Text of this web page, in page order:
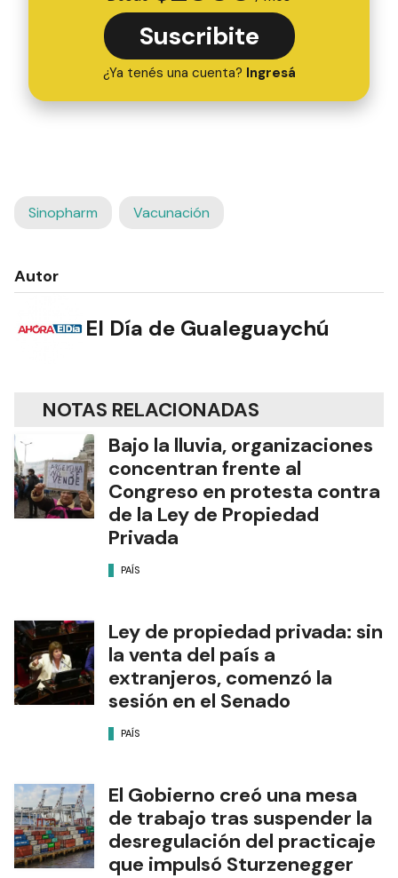
Suscribite
¿Ya tenés una cuenta? Ingresá
Sinopharm Vacunación
Autor
El Día de Gualeguaychú
NOTAS RELACIONADAS
Bajo la lluvia, organizaciones
concentran frente al
Congreso en protesta contra
de la Ley de Propiedad
Privada
PAÍS
Ley de propiedad privada: sin
la venta del país a
extranjeros, comenzó la
sesión en el Senado
PAÍS
El Gobierno creó una mesa
de trabajo tras suspender la
desregulación del practicaje
que impulsó Sturzenegger